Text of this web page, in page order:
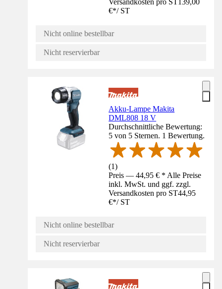
€*/ ST
Nicht online bestellbar
Nicht reservierbar
Akku-Lampe Makita
DML808 18 V
Durchschnittliche Bewertung:
5 von 5 Sternen. 1 Bewertung.
(1)
Preis — 44,95 € * Alle Preise
inkl. MwSt. und ggf. zzgl.
Versandkosten pro ST44,95
€*/ ST
Nicht online bestellbar
Nicht reservierbar